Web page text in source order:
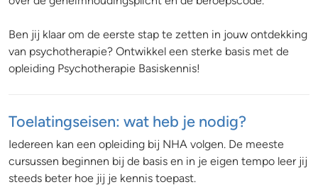
Ben jij klaar om de eerste stap te zetten in jouw ontdekking
van psychotherapie? Ontwikkel een sterke basis met de
opleiding Psychotherapie Basiskennis!
Toelatingseisen: wat heb je nodig?
Iedereen kan een opleiding bij NHA volgen. De meeste
cursussen beginnen bij de basis en in je eigen tempo leer jij
steeds beter hoe jij je kennis toepast.